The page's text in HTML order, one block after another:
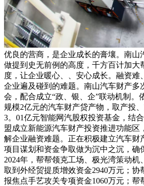
优良的营商，是企业成长的膏壤。南山
做提到史无前例的高度，千方百计加大
度，让企业暖心、、安心成长。融资难
企业遍及碰到的难题。南山汽车财产多
会，配合成立“政、银、企”联动机制。
规模2亿元的汽车财产贷产物，取产投
3。01亿元智能网汽股权投资基金，结
盟成立新能源汽车财产投资推进功能区
解企业融资难题。正在积极建立汽车财
项目谋划和资金争取做为沉中之沉，确
2024年，帮帮领克工场、极光湾策动机
取到外经贸提质增效资金2940万元；协
报焦点手艺攻关专项资金1060万元；帮